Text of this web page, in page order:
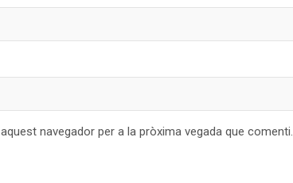
navegador per a la pròxima vegada que comenti.